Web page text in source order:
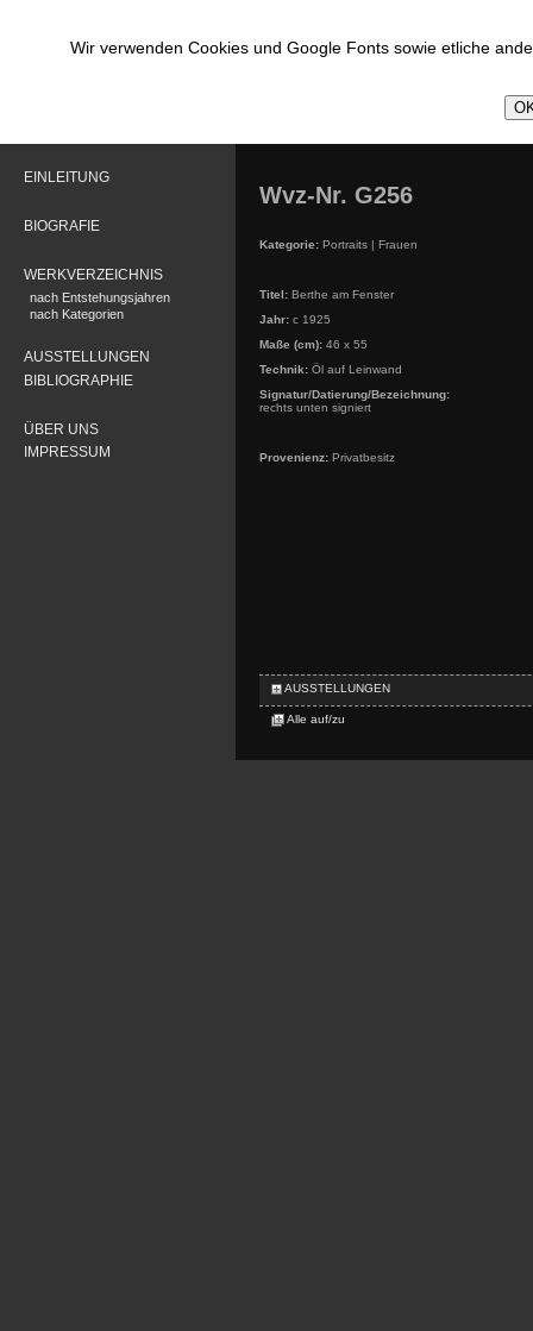
Wir verwenden Cookies und Google Fonts sowie etliche
EINLEITUNG
BIOGRAFIE
WERKVERZEICHNIS
nach Entstehungsjahren
nach Kategorien
AUSSTELLUNGEN
BIBLIOGRAPHIE
ÜBER UNS
IMPRESSUM
Wvz-Nr. G256
Kategorie: Portraits | Frauen
Titel: Berthe am Fenster
Jahr: c 1925
Maße (cm): 46 x 55
Technik: Öl auf Leinwand
Signatur/Datierung/Bezeichnung:
rechts unten signiert
Provenienz: Privatbesitz
AUSSTELLUNGEN
Alle auf/zu